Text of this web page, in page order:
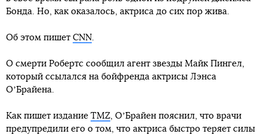
Бонда. Но, как оказалось, актриса до сих пор жива.
Об этом пишет CNN
О смерти Робертс сообщил агент звезды Майк Пингел,
который ссылался на бойфренда актрисы Лэнса
ОʼБрайена.
Как пишет издание TMZ , ОʼБрайен пояснил, что врачи
предупредили его о том, что актриса быстро теряет силы